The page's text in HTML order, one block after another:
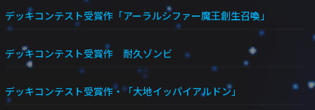
デッキコンテスト受賞作「アーラルシファー魔王創生召喚」
デッキコンテスト受賞作 耐久ゾンビ
デッキコンテスト受賞作・「大地イッパイアルドン」